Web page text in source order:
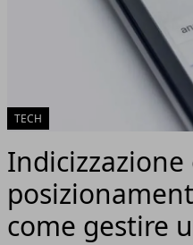
TECH
Indicizzazione
come gestire